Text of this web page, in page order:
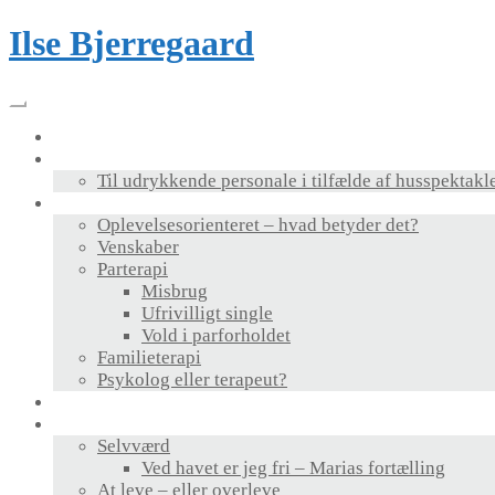
Skip
to
Ilse Bjerregaard
Til udrykkende personale i tilfælde af
Oplevelsesorienteret – hvad betyder det?
Venskaber
Parterapi
Misbrug
Ufrivilligt single
Vold i parforholdet
Familieterapi
Psykolog eller terapeut?
Selvværd
Ved havet er jeg fri – Marias fortælling
At leve – eller overleve